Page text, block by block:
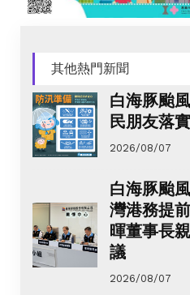
其他熱門新聞
白海豚颱
民朋友落
2026/08/07
白海豚颱
灣港務提
暉董事長
議
2026/08/07